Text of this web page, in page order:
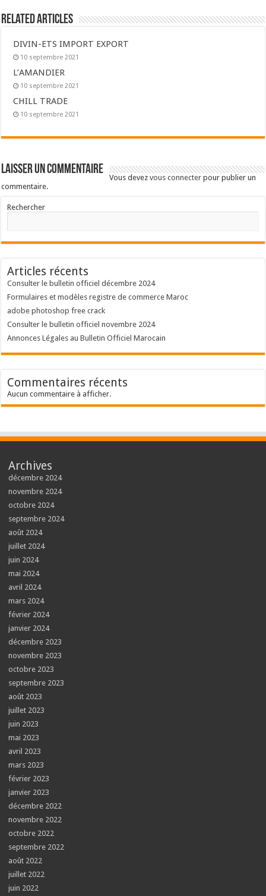
Related Articles
DIVIN-ETS IMPORT EXPORT
10 septembre 2021
L’AMANDIER
10 septembre 2021
CHILL TRADE
10 septembre 2021
Laisser un commentaire
Vous devezvous connecter pour publier un
commentaire.
Rechercher
Articles récents
Consulter le bulletin officiel décembre 2024
Formulaires et modèles registre de commerce Maroc
adobe photoshop free crack
Consulter le bulletin officiel novembre 2024
Annonces Légales au Bulletin Officiel Marocain
Commentaires récents
Aucun commentaire à afficher.
Archives
décembre 2024
novembre 2024
octobre 2024
septembre 2024
août 2024
juillet 2024
juin 2024
mai 2024
avril 2024
mars 2024
février 2024
janvier 2024
décembre 2023
novembre 2023
octobre 2023
septembre 2023
août 2023
juillet 2023
juin 2023
mai 2023
avril 2023
mars 2023
février 2023
janvier 2023
décembre 2022
novembre 2022
octobre 2022
septembre 2022
août 2022
juillet 2022
juin 2022